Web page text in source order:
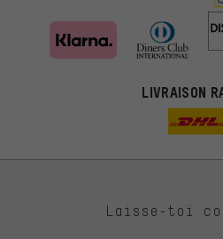
LIVRAISON
Laisse-toi
Des offres plus adaptées
Au lieu de pubs au hasard,